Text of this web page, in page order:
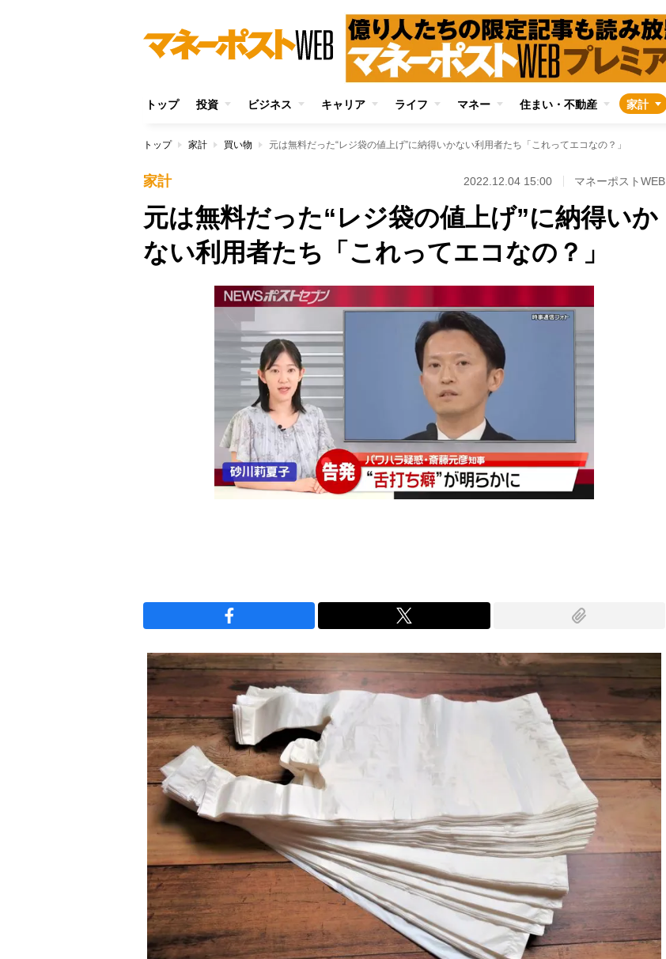
トップ 投資 ビジネス キャリア ライフ マネー 住まい・不動産 家計
トップ 家計 買い物 元は無料だった“レジ袋の値上げ”に納得いかない利用者たち「これってエコなの？」
家計 2022.12.04 15:00 マネーポストWEB
元は無料だった“レジ袋の値上げ”に納得いか
ない利用者たち「これってエコなの？」